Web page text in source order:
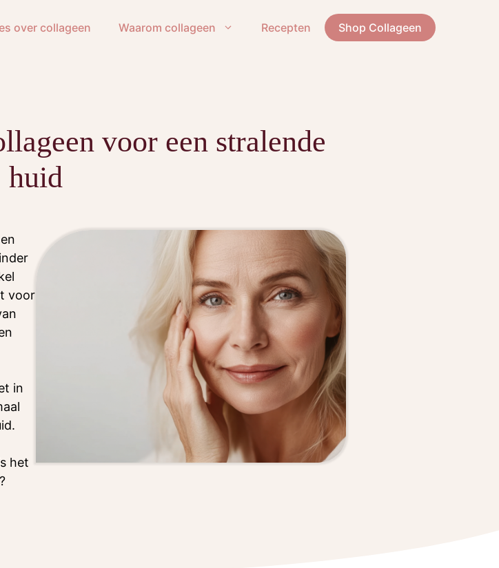
over collageen Waarom collageen Recepten Shop Collageen
voor een stralende
huid
voor
in
het